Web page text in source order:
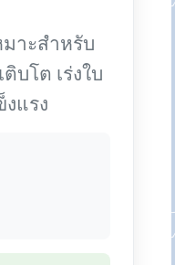
มาะสำหรับ
บโต เร่งใบ
งแรง